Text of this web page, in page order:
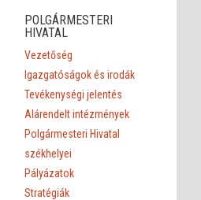
POLGÁRMESTERI
HIVATAL
Vezetőség
Igazgatóságok és irodák
Tevékenységi jelentés
Alárendelt intézmények
Polgármesteri Hivatal
székhelyei
Pályázatok
Stratégiák